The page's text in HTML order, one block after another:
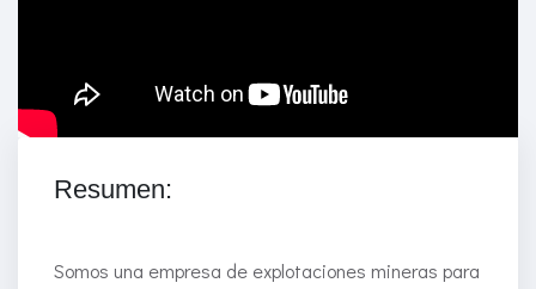
Resumen:
Somos una empresa de explotaciones mineras para